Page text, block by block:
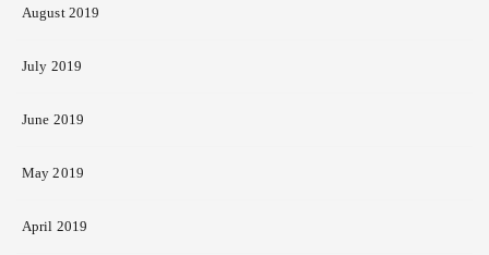
August 2019
July 2019
June 2019
May 2019
April 2019